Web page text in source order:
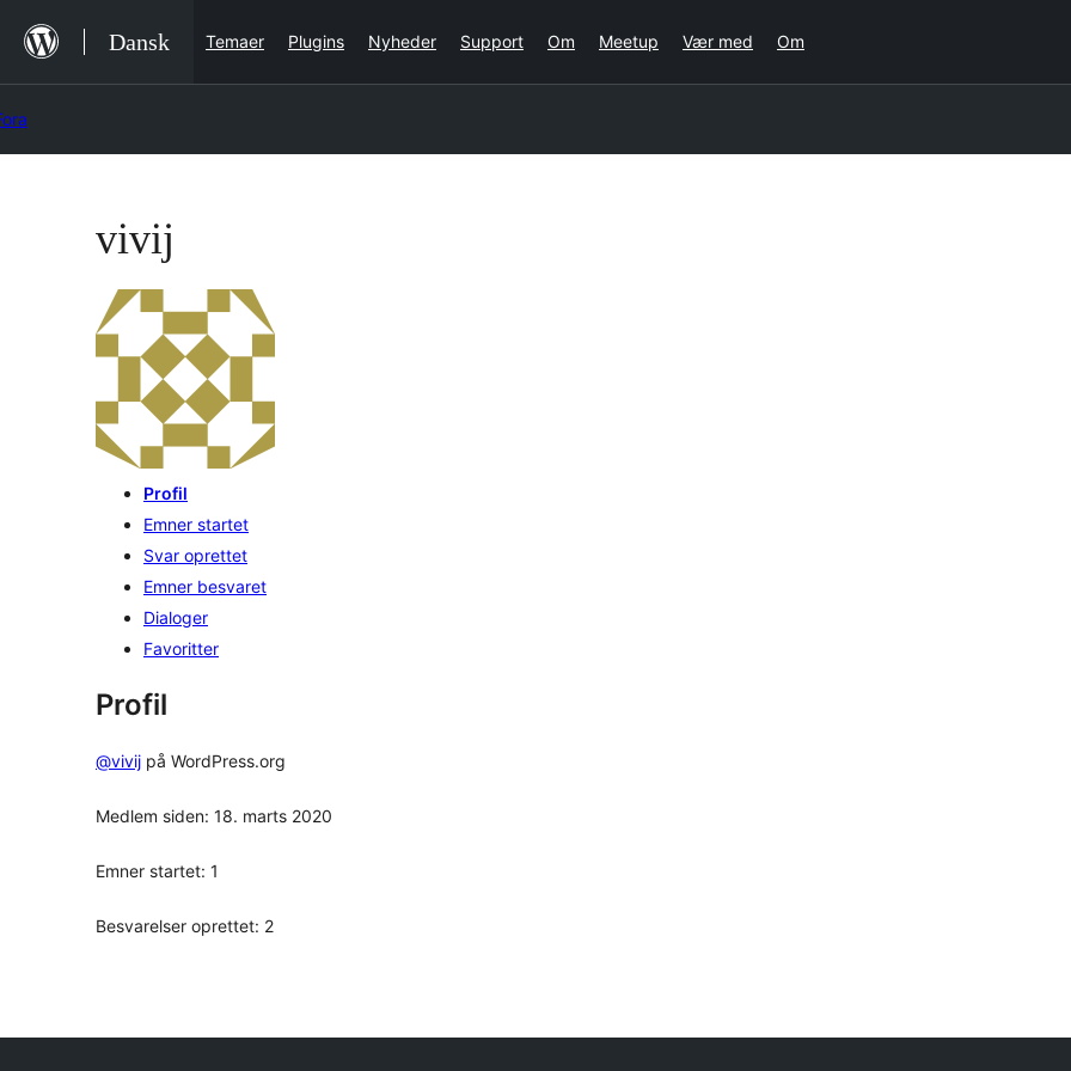
indhold
Dansk Temaer Plugins Nyheder Support Om Meetup Vær med Om
vivij
Profil
Emner startet
Svar oprettet
Emner besvaret
Dialoger
Favoritter
Profil
@vivij på WordPress.org
Medlem siden: 18. marts 2020
Emner startet: 1
Besvarelser oprettet: 2